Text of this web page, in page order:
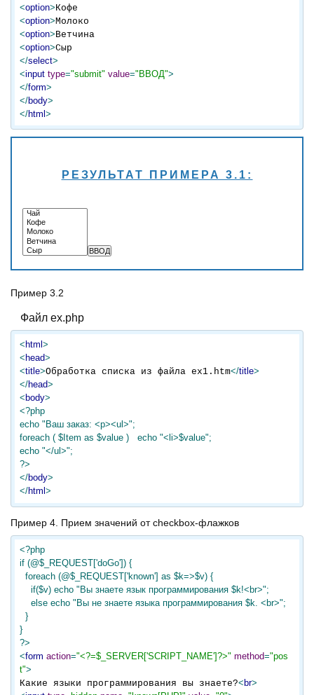
<option>
<option>
<option>
Ветчина
<option>
</select>
<input type="submit" value="ВВОД">
</form>
</body>
</html>
РЕЗУЛЬТАТ ПРИМЕРА 3.1:
Пример 3.2
Файл ex.php
< html >
< head>
<title>Обработка списка из файла ex1.htm</title>
</head>
< body>
<?php
echo "Ваш заказ: <p><ul>";
foreach ( $Item as $value )   echo "<li>$value";
echo "</ul>";
?>
</body>
</html >
Пример 4. Прием значений от checkbox-флажков
<?php
if (@$_REQUEST['doGo']) {
}
?>
<form action="<?=$_SERVER['SCRIPT_NAME']?>" method="pos
t">
Какие языки программирования вы знаете?< br>